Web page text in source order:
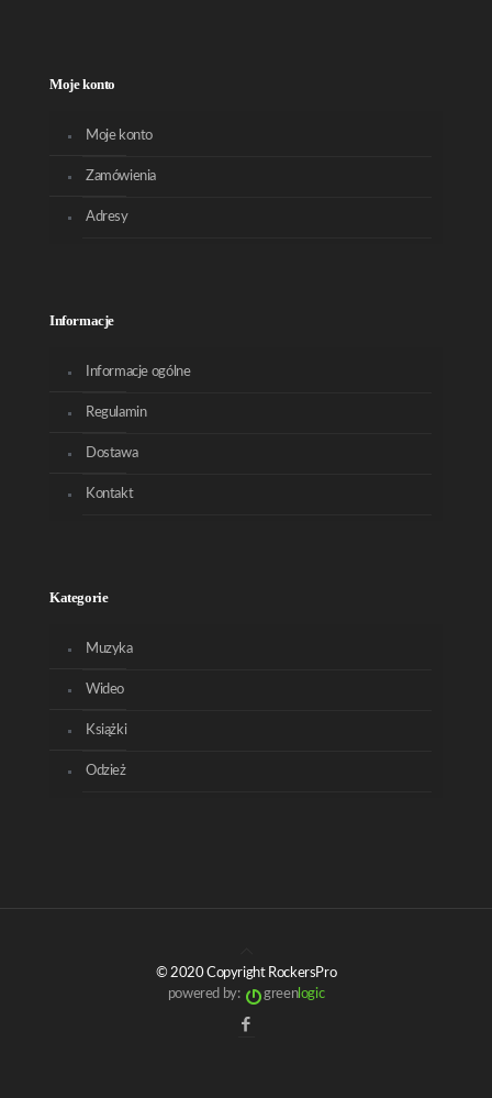
Moje konto
Moje konto
Zamówienia
Adresy
Informacje
Informacje ogólne
Regulamin
Dostawa
Kontakt
Kategorie
Muzyka
Wideo
Książki
Odzież
© 2020 Copyright RockersPro
powered by:
greenlogic